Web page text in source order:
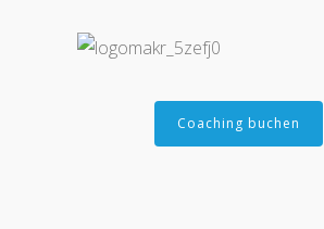
Kontakt
Datenschutzerklärung
Newsblog
Coaching buchen